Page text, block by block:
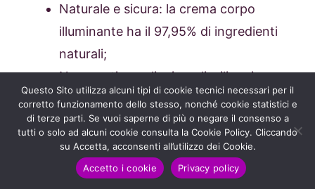
Naturale e sicura: la crema corpo
illuminante ha il 97,95% di ingredienti
naturali;
Non contiene oli minerali, siliconi o
coloranti;
Perfetta come crema corpo
rassodante;
I 3 principi attivi naturali (Olio di
Questo Sito utilizza alcuni tipi di cookie tecnici necessari per il
corretto funzionamento dello stesso, nonché cookie statistici e
di terze parti. Se vuoi saperne di più o negare il consenso a
tutti o solo ad alcuni cookie consulta la Cookie Policy. Cliccando
su Accetta, acconsenti all’utilizzo dei Cookie.
Accetto i cookie
Privacy policy